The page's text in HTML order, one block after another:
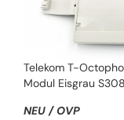
Telekom T-
Modul Eisgrau
NEU / OVP